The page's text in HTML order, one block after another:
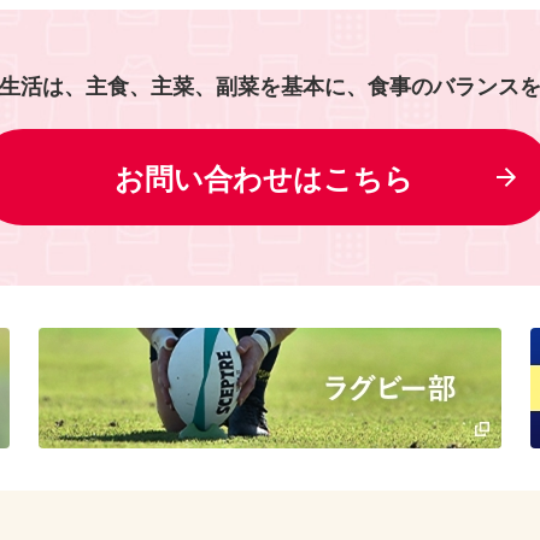
活は、主食、主菜、副菜を基本に、食事のバランス
お問い合わせはこちら